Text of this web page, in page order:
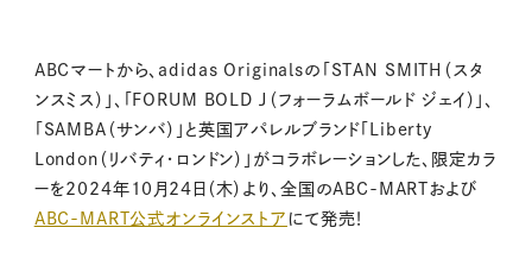
ABCマートから、adidas Originalsの「STAN SMITH（スタ
ンスミス）」、「FORUM BOLD J（フォーラムボールド ジェイ）」、
「SAMBA（サンバ）」と英国アパレルブランド「Liberty
London（リバティ・ロンドン）」がコラボレーションした、限定カラ
ーを2024年10月24日（木）より、全国のABC-MARTおよび
ABC-MART公式オンラインストア にて発売！